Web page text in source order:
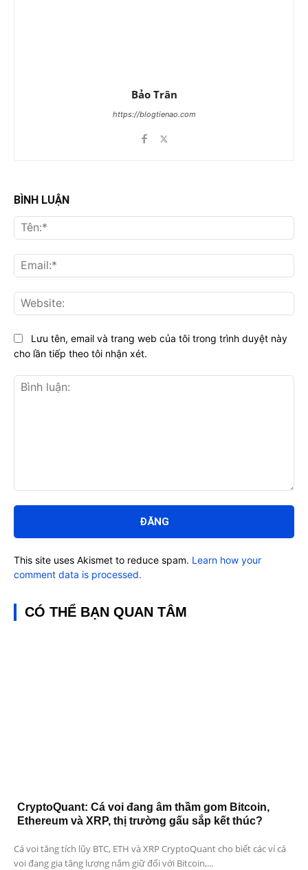
Bảo Trân
https://blogtienao.com
BÌNH LUẬN
luận:
Lưu tên, email và trang web của tôi trong trình duyệt này
cho lần tiếp theo tôi nhận xét.
This site uses Akismet to reduce spam. Learn how your
comment data is processed.
CÓ THỂ BẠN QUAN TÂM
CryptoQuant: Cá voi đang âm thầm gom Bitcoin,
Ethereum và XRP, thị trường gấu sắp kết thúc?
Cá voi tăng tích lũy BTC, ETH và XRP CryptoQuant cho biết các ví cá
voi đang gia tăng lượng nắm giữ đối với Bitcoin,...